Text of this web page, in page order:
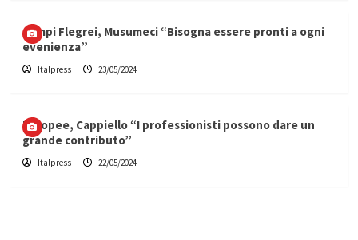
Campi Flegrei, Musumeci “Bisogna essere pronti a ogni
evenienza”
Italpress 23/05/2024
Europee, Cappiello “I professionisti possono dare un
grande contributo”
Italpress 22/05/2024